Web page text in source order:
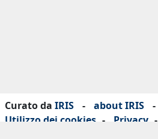
Curato da IRIS - about IRIS
-
Utilizzo dei cookies - Privacy -